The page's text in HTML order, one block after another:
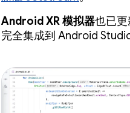
Android XR 模拟器也已
完全集成到 Android Studio